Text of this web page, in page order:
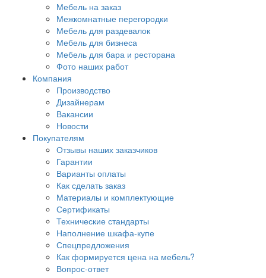
Мебель на заказ
Межкомнатные перегородки
Мебель для раздевалок
Мебель для бизнеса
Мебель для бара и ресторана
Фото наших работ
Компания
Производство
Дизайнерам
Вакансии
Новости
Покупателям
Отзывы наших заказчиков
Гарантии
Варианты оплаты
Как сделать заказ
Материалы и комплектующие
Сертификаты
Технические стандарты
Наполнение шкафа-купе
Спецпредложения
Как формируется цена на мебель?
Вопрос-ответ